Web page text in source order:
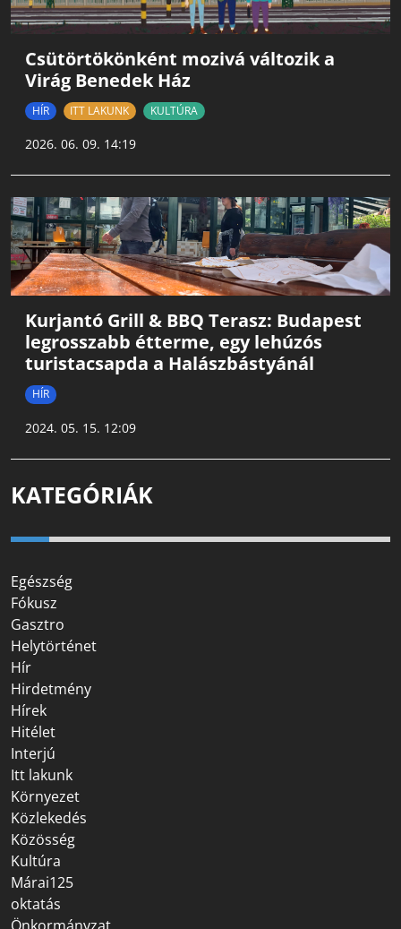
Csütörtökönként mozivá változik a
Virág Benedek Ház
HÍR ITT LAKUNK KULTÚRA
2026. 06. 09. 14:19
Kurjantó Grill & BBQ Terasz: Budapest
legrosszabb étterme, egy lehúzós
turistacsapda a Halászbástyánál
HÍR
2024. 05. 15. 12:09
KATEGÓRIÁK
Egészség
Fókusz
Gasztro
Helytörténet
Hír
Hirdetmény
Hírek
Hitélet
Interjú
Itt lakunk
Környezet
Közlekedés
Közösség
Kultúra
Márai125
oktatás
Önkormányzat